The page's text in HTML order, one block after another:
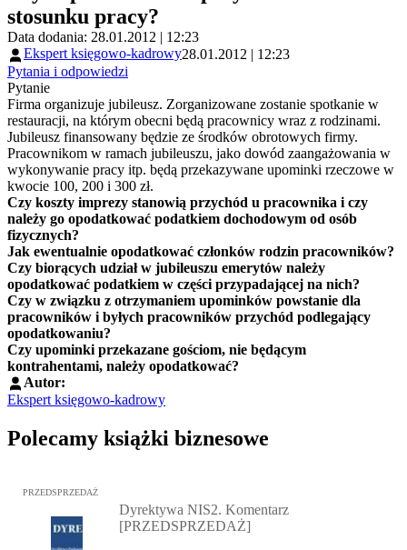
stosunku pracy?
Data dodania: 28.01.2012 | 12:23
Ekspert księgowo-kadrowy28.01.2012 | 12:23
Pytania i odpowiedzi
Pytanie
Firma organizuje jubileusz. Zorganizowane zostanie spotkanie w
restauracji, na którym obecni będą pracownicy wraz z rodzinami.
Jubileusz finansowany będzie ze środków obrotowych firmy.
Pracownikom w ramach jubileuszu, jako dowód zaangażowania w
wykonywanie pracy itp. będą przekazywane upominki rzeczowe w
kwocie 100, 200 i 300 zł.
Czy koszty imprezy stanowią przychód u pracownika i czy
należy go opodatkować podatkiem dochodowym od osób
fizycznych?
Jak ewentualnie opodatkować członków rodzin pracowników?
Czy biorących udział w jubileuszu emerytów należy
opodatkować podatkiem w części przypadającej na nich?
Czy w związku z otrzymaniem upominków powstanie dla
pracowników i byłych pracowników przychód podlegający
opodatkowaniu?
Czy upominki przekazane gościom, nie będącym
kontrahentami, należy opodatkować?
Autor:
Ekspert księgowo-kadrowy
Polecamy książki biznesowe
Przejdź do: Dyrektywa NIS2. Komentarz [PRZEDSPRZEDAŻ],
PRZEDSPRZEDAŻ
Dyrektywa NIS2. Komentarz
[PRZEDSPRZEDAŻ]